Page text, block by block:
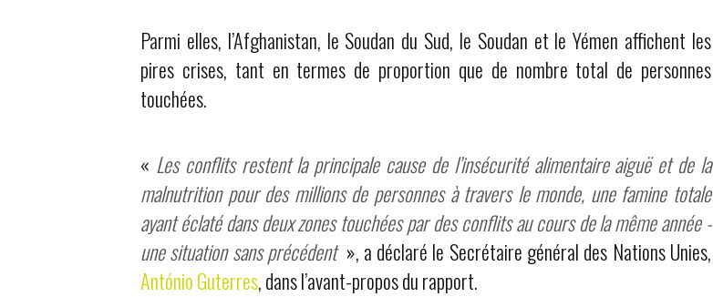
Parmi elles, l’Afghanistan, le Soudan du Sud, le Soudan et le Yémen affichent les
pires crises, tant en termes de proportion que de nombre total de personnes
touchées.
« Les conflits restent la principale cause de l’insécurité alimentaire aiguë et de la
malnutrition pour des millions de personnes à travers le monde, une famine totale
ayant éclaté dans deux zones touchées par des conflits au cours de la même année -
une situation sans précédent », a déclaré le Secrétaire général des Nations Unies,
António Guterres, dans l’avant-propos du rapport.